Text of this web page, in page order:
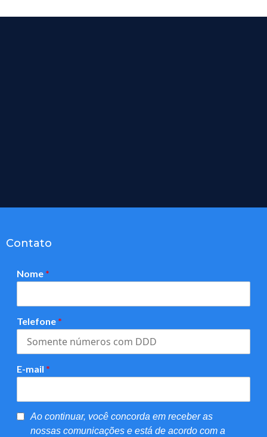
Contato
Nome *
Telefone *
E-mail *
Ao continuar, você concorda em receber as
nossas comunicações e está de acordo com a